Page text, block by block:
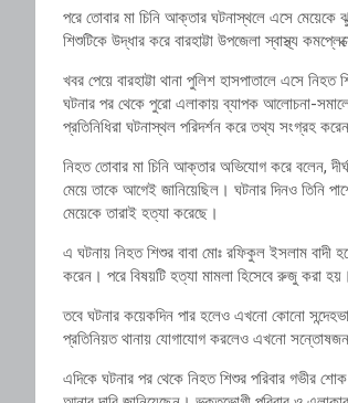
পরে তোবার মা চিনি আক্তার ঘটনাস্থলে এসে
শিশুটিকে উদ্ধার করে বারহাট্টা উপজেলা স্বাস্থ্য
খবর পেয়ে বারহাট্টা থানা পুলিশ হাসপাতালে এসে
ঘটনার পর থেকে পুরো এলাকায় ব্যাপক আলোচনা-
প্রতিনিধিরা ঘটনাস্থল পরিদর্শন করে তথ্য সংগ্রহ
নিহত তোবার মা চিনি আক্তার অভিযোগ করে বলেন,
মেয়ে তাকে আগেই জানিয়েছিল। ঘটনার দিনও তিনি
মেয়েকে তারাই হত্যা করেছে।
এ ঘটনায় নিহত শিশুর বাবা মোঃ রফিকুল ইসলাম বাদী
করেন। পরে বিষয়টি হত্যা মামলা হিসেবে রুজু করা
তবে ঘটনার কয়েকদিন পার হলেও এখনো কোনো
প্রতিনিয়ত থানায় যোগাযোগ করলেও এখনো
এদিকে ঘটনার পর থেকে নিহত শিশুর পরিবার গভীর